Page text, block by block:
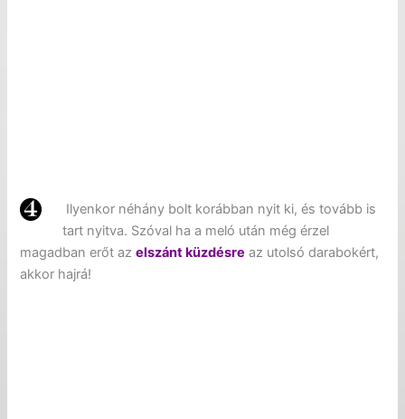
Ilyenkor néhány bolt korábban nyit ki, és tovább is
tart nyitva. Szóval ha a meló után még érzel
magadban erőt azelszánt küzdésre az utolsó darabokért,
akkor hajrá!